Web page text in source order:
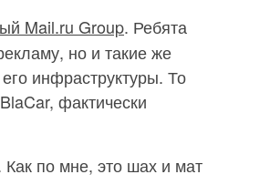
Mail.ru Group. Ребята
но и такие же
инфраструктуры. То
фактически
Как по мне, это шах и мат